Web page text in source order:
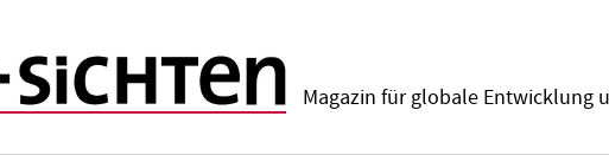
Magazin für globale Entwicklung